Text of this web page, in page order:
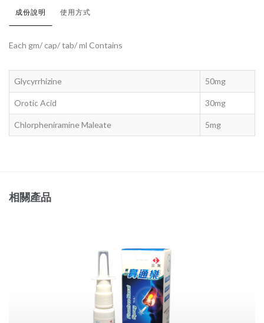
成份說明 使用方式
Each gm/ cap/ tab/ ml Contains
Glycyrrhizine 50mg
Orotic Acid 30mg
Chlorpheniramine Maleate 5mg
相關產品